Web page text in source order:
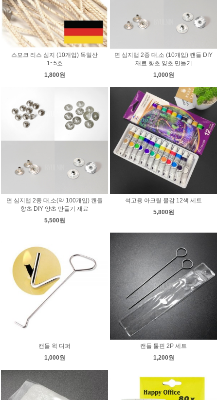
스모크 리스 심지 (10개입) 독일산
1~5호
1,800원
면 심지탭 2종 대,소 (10개입) 캔들 DIY
재료 향초 양초 만들기
1,000원
면 심지탭 2종 대,소(약 100개입) 캔들
향초 DIY 양초 만들기 재료
5,500원
석고용 아크릴 물감 12색 세트
5,800원
캔들 윅 디퍼
1,000원
캔들 툴핀 2P 세트
1,200원